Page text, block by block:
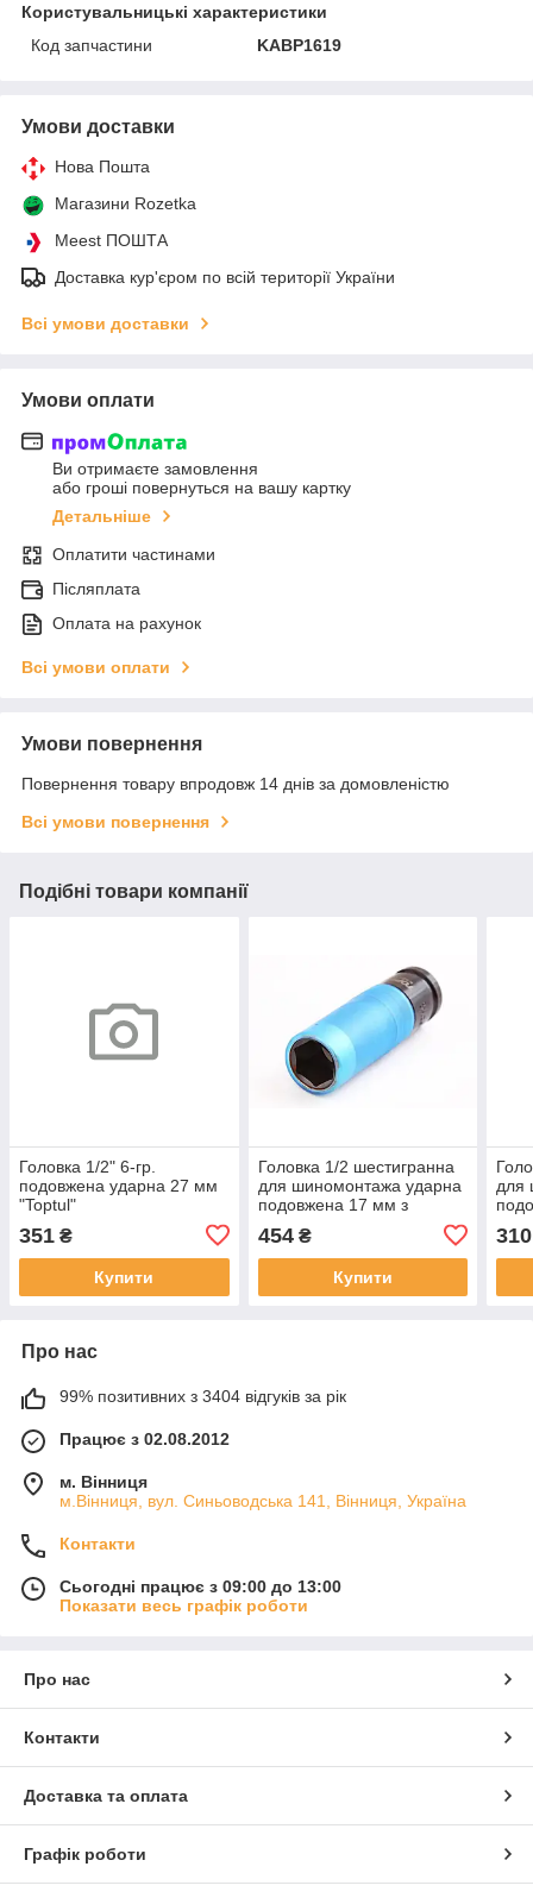
Користувальницькі характеристики
Код запчастини
KABP1619
Умови доставки
Нова Пошта
Магазини Rozetka
Meest ПОШТА
Доставка кур'єром по всій території України
Всі умови доставки
Умови оплати
Ви отримаєте замовлення
або гроші повернуться на вашу картку
Детальніше
Оплатити частинами
Післяплата
Оплата на рахунок
Всі умови оплати
Умови повернення
Повернення товару впродовж 14 днів за домовленістю
Всі умови повернення
Подібні товари компанії
Головка 1/2" 6-гр.
подовжена ударна 27 мм
"Toptul"
351 ₴
Купити
Головка 1/2 шестигранна
для шиномонтажа ударна
подовжена 17 мм з
захисної втулкою "Toptul"
Pro-Series
454₴
Купити
для
310
Про нас
99% позитивних з 3404 відгуків за рік
Працює з 02.08.2012
м. Вінниця
м.Вінниця, вул. Синьоводська 141, Вінниця, Україна
Контакти
Сьогодні працює з 09:00 до 13:00
Показати весь графік роботи
Про нас
Контакти
Доставка та оплата
Графік роботи